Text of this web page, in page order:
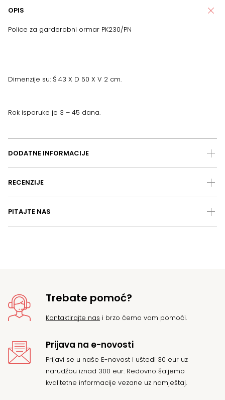
OPIS
Police za garderobni ormar PK230/PN
Dimenzije su: Š 43 X D 50 X V 2 cm.
Rok isporuke je 3 – 45 dana.
DODATNE INFORMACIJE
RECENZIJE
PITAJTE NAS
Trebate pomoć?
Kontaktirajte nas i brzo ćemo vam pomoći.
Prijava na e-novosti
Prijavi se u naše E-novost i uštedi 30 eur uz
narudžbu iznad 300 eur. Redovno šaljemo
kvalitetne informacije vezane uz namještaj.